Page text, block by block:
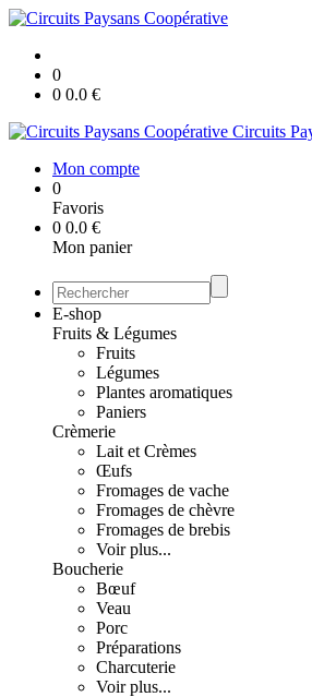
0
0 0.0 €
Circuits
Mon compte
0
Favoris
0 0.0 €
Mon panier
E-shop
Fruits & Légumes
Fruits
Légumes
Plantes aromatiques
Paniers
Crèmerie
Lait et Crèmes
Œufs
Fromages de vache
Fromages de chèvre
Fromages de brebis
Voir plus...
Boucherie
Bœuf
Veau
Porc
Préparations
Charcuterie
Voir plus...